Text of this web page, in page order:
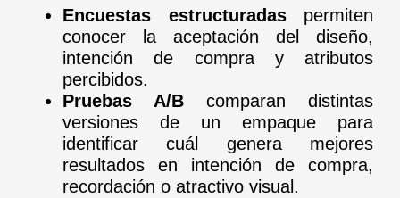
Encuestas estructuradaspermiten
conocer la aceptación del diseño,
intención de compra y atributos
percibidos.
Pruebas A/B comparan distintas
versiones de un empaque para
identificar cuál genera mejores
resultados en intención de compra,
recordación o atractivo visual.